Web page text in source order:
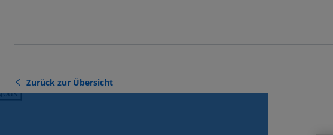
Zurück zur Übersicht